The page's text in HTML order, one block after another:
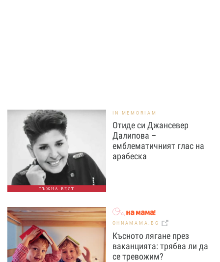
ТЪЖНА ВЕСТ
IN MEMORIAM
Отиде си Джансевер
Далипова –
емблематичният глас на
арабеска
OHNAMAMA.BG
Късното лягане през
ваканцията: трябва ли да
се тревожим?